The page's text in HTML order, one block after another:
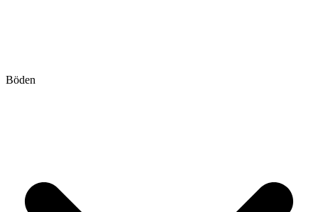
Böden